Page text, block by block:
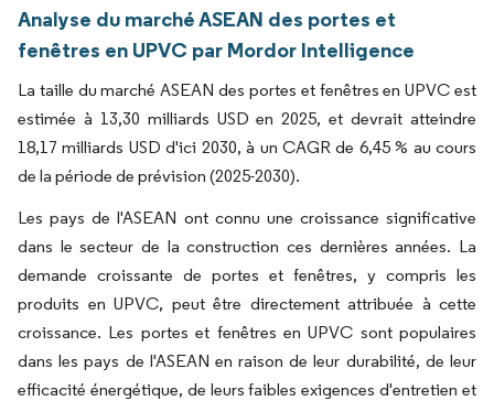
Analyse du marché ASEAN des portes et
fenêtres en UPVC par Mordor Intelligence
La taille du marché ASEAN des portes et fenêtres en UPVC est
estimée à 13,30 milliards USD en 2025, et devrait atteindre
18,17 milliards USD d'ici 2030, à un CAGR de 6,45 % au cours
de la période de prévision (2025-2030).
Les pays de l'ASEAN ont connu une croissance significative
dans le secteur de la construction ces dernières années. La
demande croissante de portes et fenêtres, y compris les
produits en UPVC, peut être directement attribuée à cette
croissance. Les portes et fenêtres en UPVC sont populaires
dans les pays de l'ASEAN en raison de leur durabilité, de leur
efficacité énergétique, de leurs faibles exigences d'entretien et